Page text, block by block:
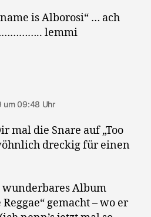
is Alborosi“ … ach
lemmi
um 09:48 Uhr
mal die Snare auf „Too
dreckig für einen
wunderbares Album
gemacht – wo er